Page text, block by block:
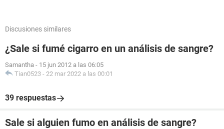
Discusiones similares
¿Sale si fumé cigarro en un análisis de sangre?
Samantha - 15 jun 2012 a las 06:05
Tian0523 - 22 mar 2022 a las 00:01
39 respuestas
Sale si alguien fumo en análisis de sangre?